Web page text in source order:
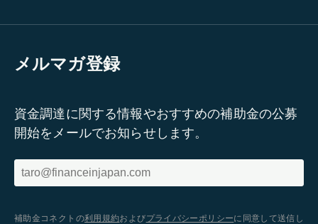
メルマガ登録
資金調達に関する情報やおすすめの補助金の公募
開始をメールでお知らせします。
補助金コネクトの利用規約およびプライバシーポリシーに同意して送信し